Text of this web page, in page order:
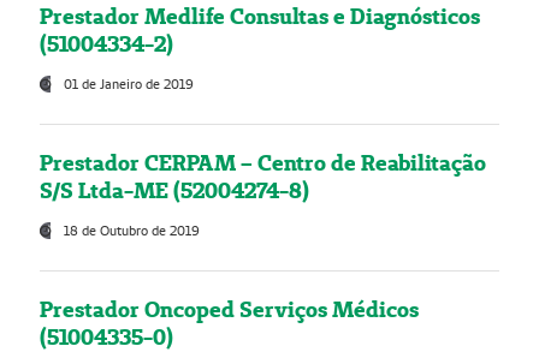
Prestador Medlife Consultas e Diagnósticos
(51004334-2)
01 de Janeiro de 2019
Prestador CERPAM – Centro de Reabilitação
S/S Ltda-ME (52004274-8)
18 de Outubro de 2019
Prestador Oncoped Serviços Médicos
(51004335-0)